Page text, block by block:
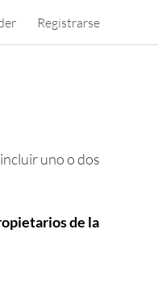
Registrarse
uno o dos
de la